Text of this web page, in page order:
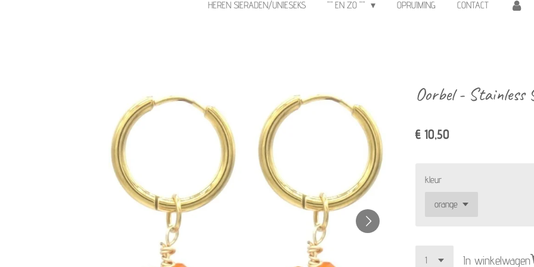
HEREN SIERADEN/UNIESEKS "" EN ZO "" OPRUIMING CONTACT
Oorbel - Stainless
€ 10,50
kleur
In winkelwagen